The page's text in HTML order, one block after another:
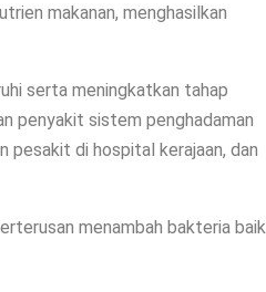
makanan, menghasilkan
serta meningkatkan tahap
penyakit sistem penghadaman
pesakit di hospital kerajaan, dan
menambah bakteria baik